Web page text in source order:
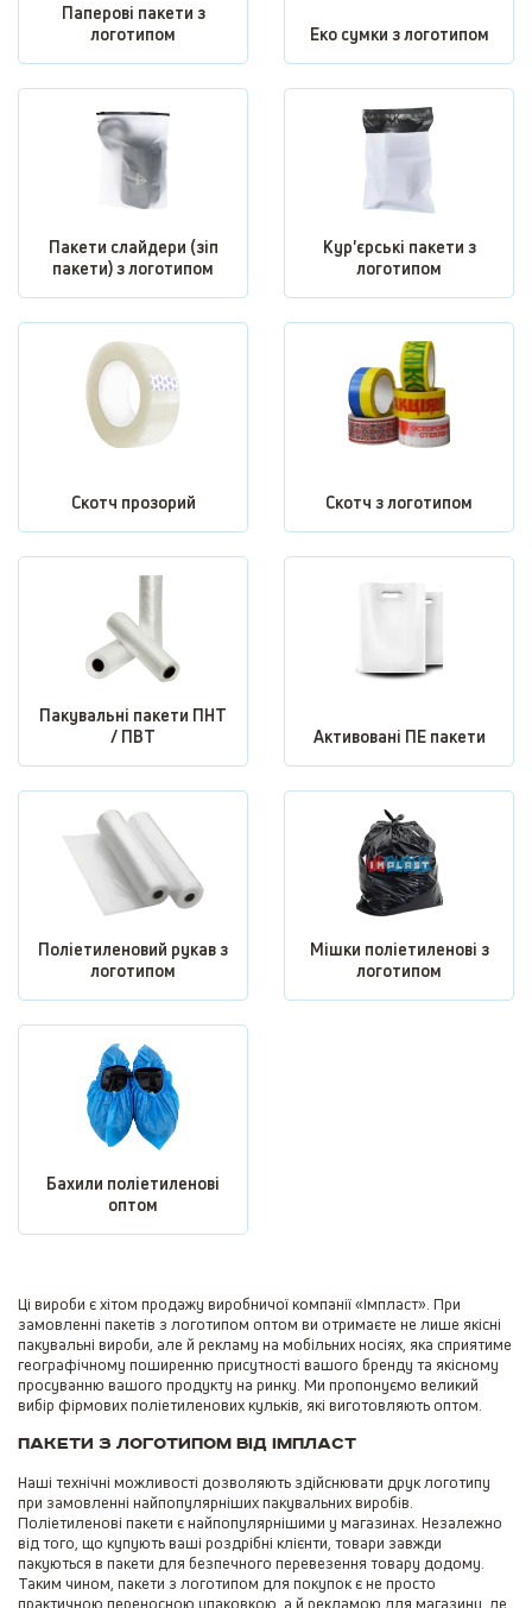
Паперові пакети з
логотипом
Еко сумки з логотипом
Пакети слайдери (зіп
пакети) з логотипом
Кур'єрські пакети з
логотипом
Скотч прозорий Скотч з логотипом
Пакувальні пакети ПНТ
/ ПВТ
Активовані ПЕ пакети
Поліетиленовий рукав з
логотипом
Мішки поліетиленові з
логотипом
Бахили поліетиленові
оптом
Ці вироби є хітом продажу виробничої компанії «Імпласт». При
замовленні пакетів з логотипом оптом ви отримаєте не лише якісні
пакувальні вироби, але й рекламу на мобільних носіях, яка сприятиме
географічному поширенню присутності вашого бренду та якісному
просуванню вашого продукту на ринку. Ми пропонуємо великий
вибір фірмових поліетиленових кульків, які виготовляють оптом.
Пакети з логотипом від Імпласт
Наші технічні можливості дозволяють здійснювати друк логотипу
при замовленні найпопулярніших пакувальних виробів.
Поліетиленові пакети є найпопулярнішими у магазинах. Незалежно
від того, що купують ваші роздрібні клієнти, товари завжди
пакуються в пакети для безпечного перевезення товару додому.
Таким чином, пакети з логотипом для покупок є не просто
практичною переносною упаковкою, а й рекламою для магазину, де